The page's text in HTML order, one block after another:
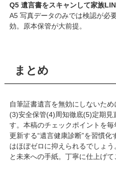
Q5 遺言書をスキャンして家族
A5 写真データのみでは検認が必
効。原本保管が大前提。
まとめ
自筆証書遺言を無効にしないた
(3)安全保管(4)周知徹底(5)定期
す。本稿のチェックポイントを
更新する“遺言健康診断”を習慣
はほぼゼロに抑えられるでしょ
と未来への手紙。丁寧に仕上げて